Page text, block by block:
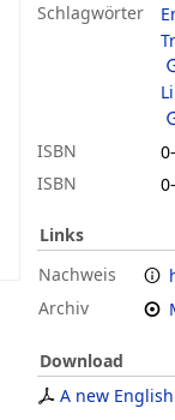
Schlagwörter
ISBN
ISBN
Links
Nachweis
Archiv
Download
A new